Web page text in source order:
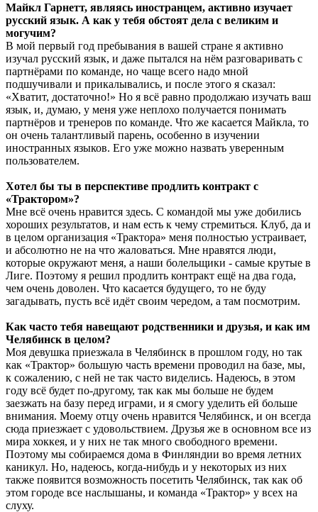
Майкл Гарнетт, являясь иностранцем, активно изучает
русский язык. А как у тебя обстоят дела с великим и
могучим?
В мой первый год пребывания в вашей стране я активно
изучал русский язык, и даже пытался на нём разговаривать с
партнёрами по команде, но чаще всего надо мной
подшучивали и прикалывались, и после этого я сказал:
«Хватит, достаточно!» Но я всё равно продолжаю изучать ваш
язык, и, думаю, у меня уже неплохо получается понимать
партнёров и тренеров по команде. Что же касается Майкла, то
он очень талантливый парень, особенно в изучении
иностранных языков. Его уже можно назвать уверенным
пользователем.
Хотел бы ты в перспективе продлить контракт с
«Трактором»?
Мне всё очень нравится здесь. С командой мы уже добились
хороших результатов, и нам есть к чему стремиться. Клуб, да и
в целом организация «Трактора» меня полностью устраивает,
и абсолютно не на что жаловаться. Мне нравятся люди,
которые окружают меня, а наши болельщики - самые крутые в
Лиге. Поэтому я решил продлить контракт ещё на два года,
чем очень доволен. Что касается будущего, то не буду
загадывать, пусть всё идёт своим чередом, а там посмотрим.
Как часто тебя навещают родственники и друзья, и как им
Челябинск в целом?
Моя девушка приезжала в Челябинск в прошлом году, но так
как «Трактор» большую часть времени проводил на базе, мы,
к сожалению, с ней не так часто виделись. Надеюсь, в этом
году всё будет по-другому, так как мы больше не будем
заезжать на базу перед играми, и я смогу уделить ей больше
внимания. Моему отцу очень нравится Челябинск, и он всегда
сюда приезжает с удовольствием. Друзья же в основном все из
мира хоккея, и у них не так много свободного времени.
Поэтому мы собираемся дома в Финляндии во время летних
каникул. Но, надеюсь, когда-нибудь и у некоторых из них
также появится возможность посетить Челябинск, так как об
этом городе все наслышаны, и команда «Трактор» у всех на
слуху.